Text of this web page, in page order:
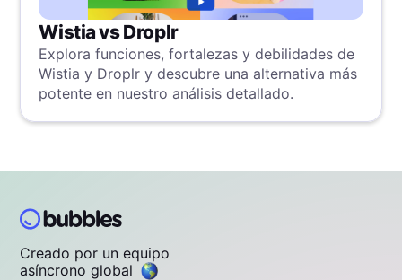
Wistia vs Droplr
Explora funciones, fortalezas y debilidades de
Wistia y Droplr y descubre una alternativa más
potente en nuestro análisis detallado.
Creado por un equipo
asíncrono global